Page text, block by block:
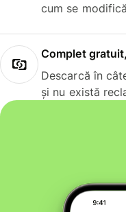
cum se
Complet
Descarcă în
și nu există